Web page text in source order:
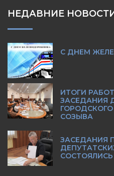
НЕДАВНИЕ
С ДНЕМ
ИТОГИ
ЗАСЕДАНИЯ
СОЗЫВА
ЗАСЕДАНИЯ